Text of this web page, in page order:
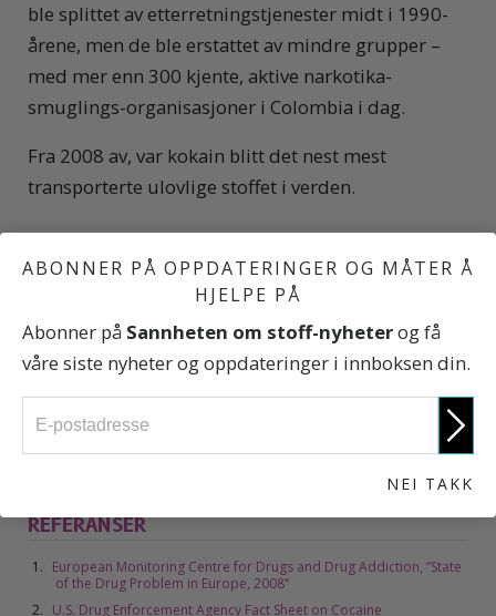
ble splittet av etterretningstjenester midt i 1990-
årene, men de ble erstattet av mindre grupper –
med mer enn 300 kjente, aktive narkotika­
smuglings-organisasjoner i Colombia i dag.
Fra 2008 av, var kokain blitt det nest mest
transporterte ulovlige stoffet i verden.
Hvor mye vet du egentlig om kokain?
Ta testen
REFERANSER
European Monitoring Centre for Drugs and Drug Addiction, “State
of the Drug Problem in Europe, 2008”
U.S. Drug Enforcement Agency Fact Sheet on Cocaine
ABONNER PÅ OPPDATERINGER OG MÅTER Å
HJELPE PÅ
Abonner på Sannheten om stoff-nyheterog få
våre siste nyheter og oppdateringer i innboksen din.
NEI TAKK